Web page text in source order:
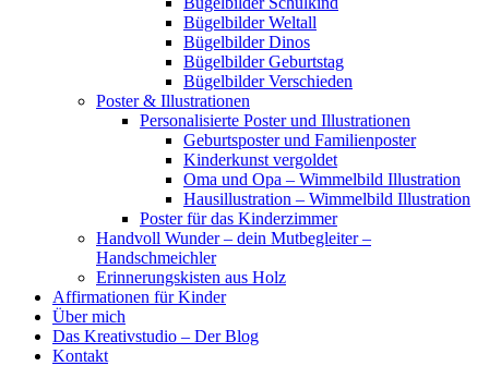
Bügelbilder Weltall
Bügelbilder Dinos
Bügelbilder Geburtstag
Bügelbilder Verschieden
Poster & Illustrationen
Personalisierte Poster und Illustrationen
Geburtsposter und Familienposter
Kinderkunst vergoldet
Oma und Opa – Wimmelbild Illustration
Hausillustration – Wimmelbild Illustration
Poster für das Kinderzimmer
Handvoll Wunder – dein Mutbegleiter –
Handschmeichler
Erinnerungskisten aus Holz
Affirmationen für Kinder
Über mich
Das Kreativstudio – Der Blog
Kontakt